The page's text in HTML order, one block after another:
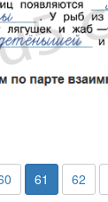
61 62